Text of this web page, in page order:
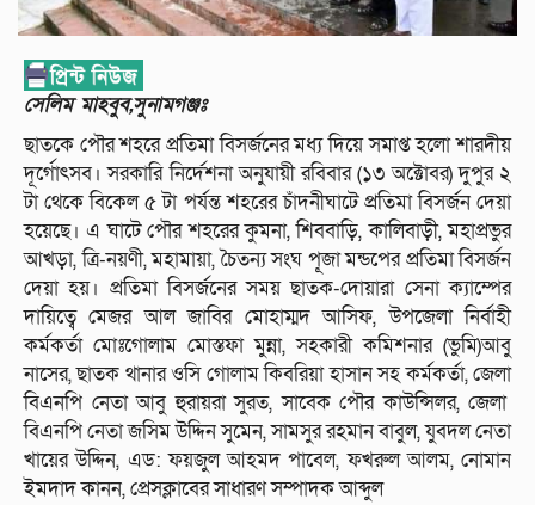
সেলিম মাহবুব,সুনামগঞ্জঃ
ছাতকে পৌর শহরে প্রতিমা বিসর্জনের মধ্য দিয়ে সমাপ্ত হলো শারদীয়
দূর্গোৎসব। সরকারি নির্দেশনা অনুযায়ী রবিবার (১৩ অক্টোবর) দুপুর ২
টা থেকে বিকেল ৫ টা পর্যন্ত শহরের চাঁদনীঘাটে প্রতিমা বিসর্জন দেয়া
হয়েছে। এ ঘাটে পৌর শহরের কুমনা, শিববাড়ি, কালিবাড়ী, মহাপ্রভুর
আখড়া, ত্রি-নয়ণী, মহামায়া, চৈতন্য সংঘ পূ্জা মন্ডপের প্রতিমা বিসর্জন
দেয়া হয়। প্রতিমা বিসর্জনের সময় ছাতক-দোয়ারা সেনা ক্যাম্পের
দায়িত্বে মেজর আল জাবির মোহাম্মদ আসিফ, উপজেলা নির্বাহী
কর্মকর্তা মোঃগোলাম মোস্তফা মুন্না, সহকারী কমিশনার (ভুমি)আবু
নাসের, ছাতক থানার ওসি গোলাম কিবরিয়া হাসান সহ কর্মকর্তা, জেলা
বিএনপি নেতা আবু হুরায়রা সুরত, সাবেক পৌর কাউন্সিলর, জেলা
বিএনপি নেতা জসিম উদ্দিন সুমেন, সামসুর রহমান বাবুল, যুবদল নেতা
খায়ের উদ্দিন, এড: ফয়জুল আহমদ পাবেল, ফখরুল আলম, নোমান
ইমদাদ কানন, প্রেসক্লাবের সাধারণ সম্পাদক আব্দুল